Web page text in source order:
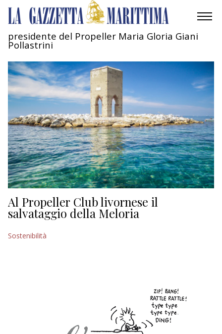
AMBIENTE
MOBILITÀ
INDUSTRIA
RICERCA
ECONOMIA
TURISMO
CULTURA
NAUTICA
EDITORIALI
presidente del Propeller Maria Gloria Giani
Pollastrini
Al Propeller Club livornese il
salvataggio della Meloria
Sostenibilità